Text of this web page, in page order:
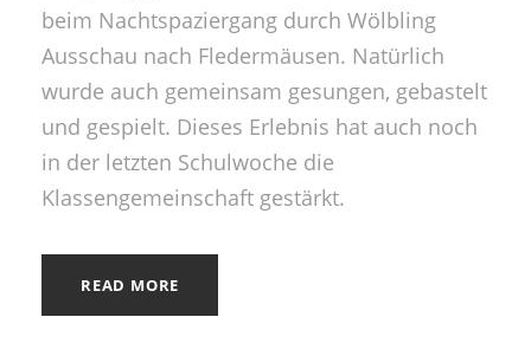
beim Nachtspaziergang durch Wölbling
Ausschau nach Fledermäusen. Natürlich
wurde auch gemeinsam gesungen, gebastelt
und gespielt. Dieses Erlebnis hat auch noch
in der letzten Schulwoche die
Klassengemeinschaft gestärkt.
READ MORE